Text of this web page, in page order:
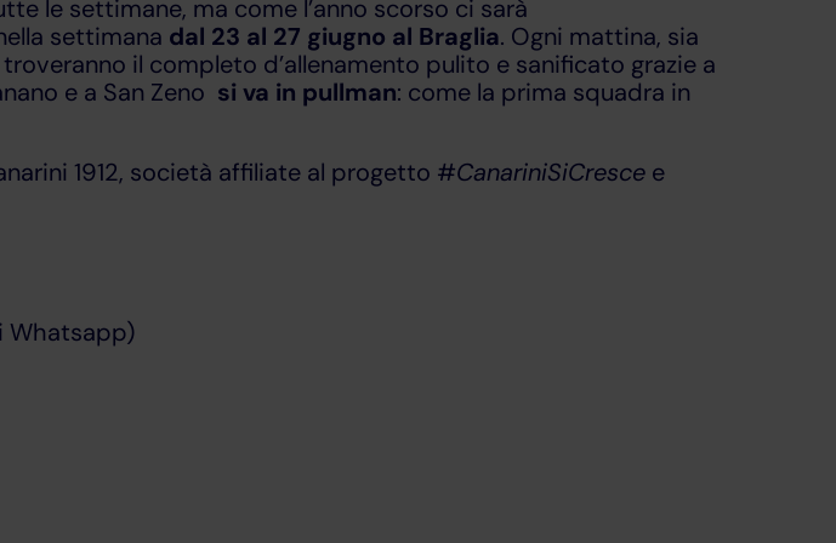
le settimane, ma come l’anno scorso ci sarà
settimana dal 23 al 27 giugno al Braglia. Ogni mattina, sia
il completo d’allenamento pulito e sanificato grazie a
e a San Zeno si va in pullman: come la prima squadra in
1912, società affiliate al progetto #CanariniSiCresce e
Whatsapp)